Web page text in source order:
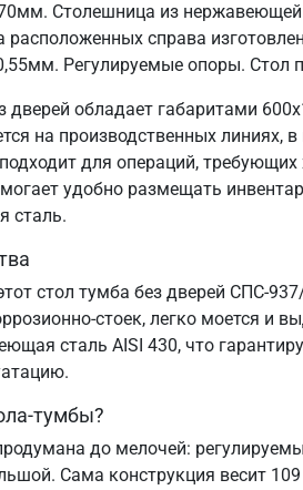
Столешница из
справа
Регулируемые опоры. Стол
обладает габаритами
на производственных линиях,
для операций,
удобно размещать
сталь.
стол тумба без дверей СПС-
стоек, легко моется и
сталь AISI 430, что
тумбы?
до мелочей:
Сама конструкция весит